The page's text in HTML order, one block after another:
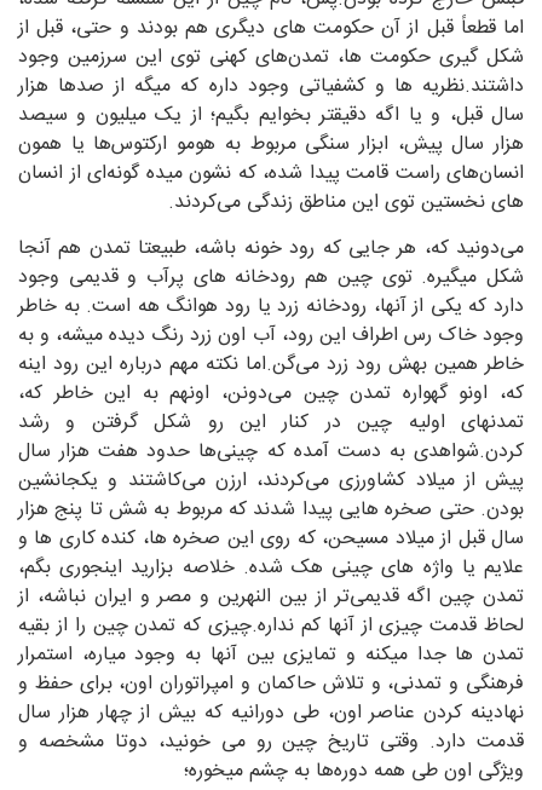
اما قطعاً قبل از آن حکومت های دیگری هم بودند و حتی، قبل از
شکل گیری حکومت ها، تمدن‌های کهنی توی این سرزمین وجود
داشتند.نظریه ها و کشفیاتی وجود داره که میگه از صدها هزار
سال قبل، و یا اگه دقیقتر بخوایم بگیم؛ از یک میلیون و سیصد
هزار سال پیش، ابزار سنگی مربوط به هومو ارکتوس‌ها یا همون
انسان‌های راست قامت پیدا شده، که نشون میده گونه‌ای از انسان
های نخستین توی این مناطق زندگی می‌کردند.
می‌دونید که، هر جایی که رود خونه باشه، طبیعتا تمدن هم آنجا
شکل میگیره. توی چین هم رودخانه های پرآب و قدیمی وجود
دارد که یکی از آنها، رودخانه زرد یا رود هوانگ هه است. به خاطر
وجود خاک رس اطراف این رود، آب اون زرد رنگ دیده میشه، و به
خاطر همین بهش رود زرد می‌گن.اما نکته مهم درباره این رود اینه
که، اونو گهواره تمدن چین می‌دونن، اونهم به این خاطر که،
تمدنهای اولیه چین در کنار این رو شکل گرفتن و رشد
کردن.شواهدی به دست آمده که چینی‌ها حدود هفت هزار سال
پیش از میلاد کشاورزی می‌کردند، ارزن می‌کاشتند و یکجانشین
بودن. حتی صخره هایی پیدا شدند که مربوط به شش تا پنج هزار
سال قبل از میلاد مسیحن، که روی این صخره ها، کنده کاری ها و
علایم یا واژه های چینی هک شده. خلاصه بزارید اینجوری بگم،
تمدن چین اگه قدیمی‌تر از بین النهرین و مصر و ایران نباشه، از
لحاظ قدمت چیزی از آنها کم نداره.چیزی که تمدن چین را از بقیه
تمدن ها جدا میکنه و تمایزی بین آنها به وجود میاره، استمرار
فرهنگی و تمدنی، و تلاش حاکمان و امپراتوران اون، برای حفظ و
نهادینه کردن عناصر اون، طی دورانیه که بیش از چهار هزار سال
قدمت دارد. وقتی تاریخ چین رو می خونید، دوتا مشخصه و
ویژگی اون طی همه دوره‌ها به چشم میخوره؛